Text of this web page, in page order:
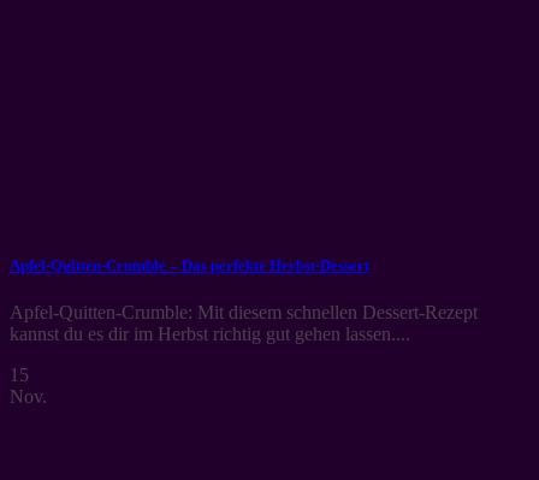
Apfel-Quitten-Crumble – Das perfekte Herbst-Dessert
Apfel-Quitten-Crumble: Mit diesem schnellen Dessert-Rezept
kannst du es dir im Herbst richtig gut gehen lassen....
15
Nov.